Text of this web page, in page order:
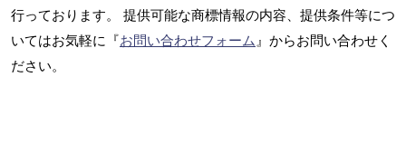
行っております。 提供可能な商標情報の内容、提供条件等につ
いてはお気軽に『お問い合わせフォーム』からお問い合わせく
ださい。